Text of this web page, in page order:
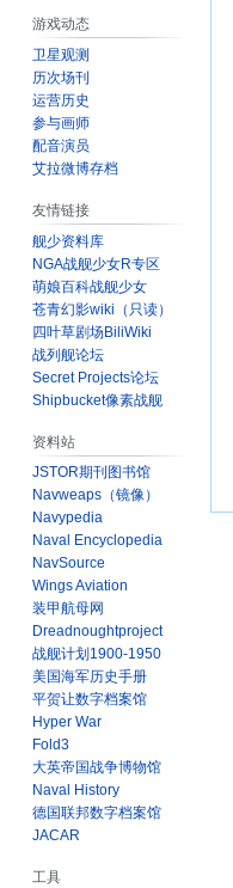
游戏动态
卫星观测
历次场刊
运营历史
参与画师
配音演员
艾拉微博存档
友情链接
舰少资料库
NGA战舰少女R专区
萌娘百科战舰少女
苍青幻影wiki（只读）
四叶草剧场BiliWiki
战列舰论坛
Secret Projects论坛
Shipbucket像素战舰
资料站
JSTOR期刊图书馆
Navweaps（镜像）
Navypedia
Naval Encyclopedia
NavSource
Wings Aviation
装甲航母网
Dreadnoughtproject
战舰计划1900-1950
美国海军历史手册
平贺让数字档案馆
Hyper War
Fold3
大英帝国战争博物馆
Naval History
德国联邦数字档案馆
JACAR
工具